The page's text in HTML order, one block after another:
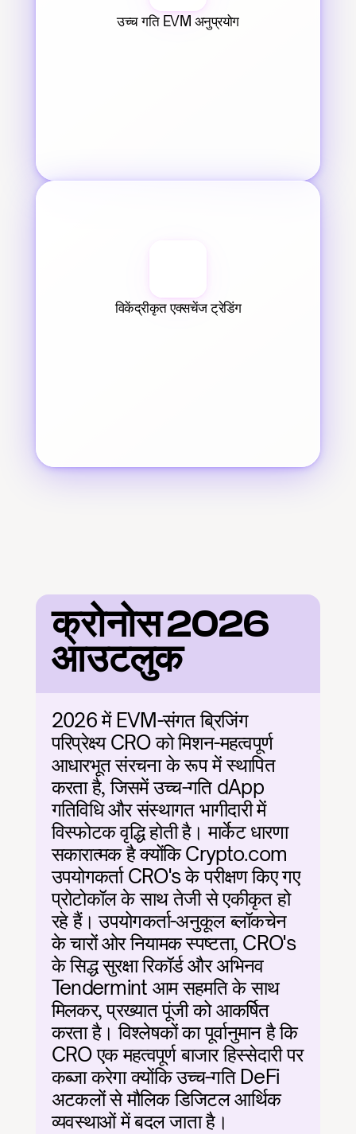
उच्च गति EVM अनुप्रयोग
विकेंद्रीकृत एक्सचेंज ट्रेडिंग
क्रोनोस 2026
आउटलुक
2026 में EVM-संगत ब्रिजिंग
परिप्रेक्ष्य CRO को मिशन-महत्वपूर्ण
आधारभूत संरचना के रूप में स्थापित
करता है, जिसमें उच्च-गति dApp
गतिविधि और संस्थागत भागीदारी में
विस्फोटक वृद्धि होती है। मार्केट धारणा
सकारात्मक है क्योंकि Crypto.com
उपयोगकर्ता CRO's के परीक्षण किए गए
प्रोटोकॉल के साथ तेजी से एकीकृत हो
रहे हैं। उपयोगकर्ता-अनुकूल ब्लॉकचेन
के चारों ओर नियामक स्पष्टता, CRO's
के सिद्ध सुरक्षा रिकॉर्ड और अभिनव
Tendermint आम सहमति के साथ
मिलकर, प्रख्यात पूंजी को आकर्षित
करता है। विश्लेषकों का पूर्वानुमान है कि
CRO एक महत्वपूर्ण बाजार हिस्सेदारी पर
कब्जा करेगा क्योंकि उच्च-गति DeFi
अटकलों से मौलिक डिजिटल आर्थिक
व्यवस्थाओं में बदल जाता है।